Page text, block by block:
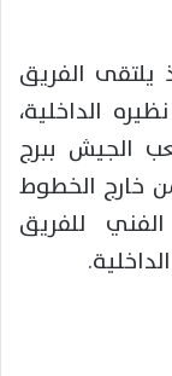
يلتقى الفريق
الداخلية،
الجيش ببرج
خارج الخطوط
للفريق